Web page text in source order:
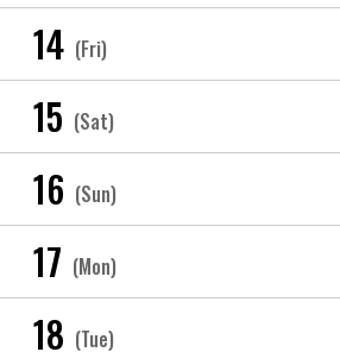
14 (Fri)
15 (Sat)
16 (Sun)
17 (Mon)
18 (Tue)